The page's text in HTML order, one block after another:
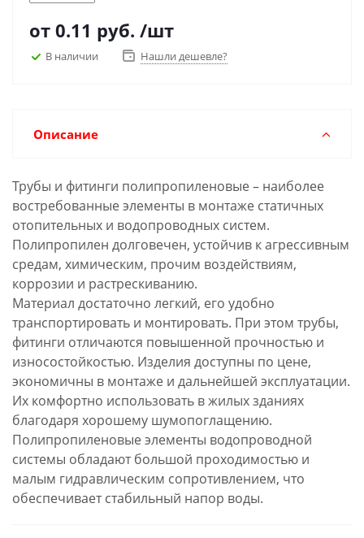
от 0.11 руб. /шт
В наличии Нашли дешевле?
Описание
Трубы и фитинги полипропиленовые – наиболее
востребованные элементы в монтаже статичных
отопительных и водопроводных систем.
Полипропилен долговечен, устойчив к агрессивным
средам, химическим, прочим воздействиям,
коррозии и растрескиванию.
Материал достаточно легкий, его удобно
транспортировать и монтировать. При этом трубы,
фитинги отличаются повышенной прочностью и
износостойкостью. Изделия доступны по цене,
экономичны в монтаже и дальнейшей эксплуатации.
Их комфортно использовать в жилых зданиях
благодаря хорошему шумопоглащению.
Полипропиленовые элементы водопроводной
системы обладают большой проходимостью и
малым гидравлическим сопротивлением, что
обеспечивает стабильный напор воды.